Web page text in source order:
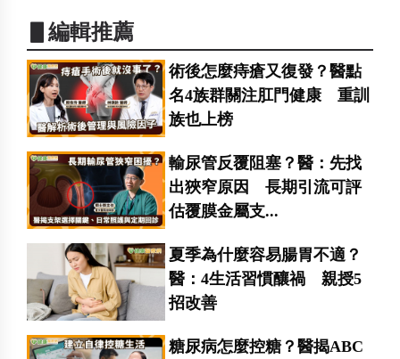
▋編輯推薦
術後怎麼痔瘡又復發？醫點
名4族群關注肛門健康 重訓
族也上榜
輸尿管反覆阻塞？醫：先找
出狹窄原因 長期引流可評
估覆膜金屬支...
夏季為什麼容易腸胃不適？
醫：4生活習慣釀禍 親授5
招改善
糖尿病怎麼控糖？醫揭ABC